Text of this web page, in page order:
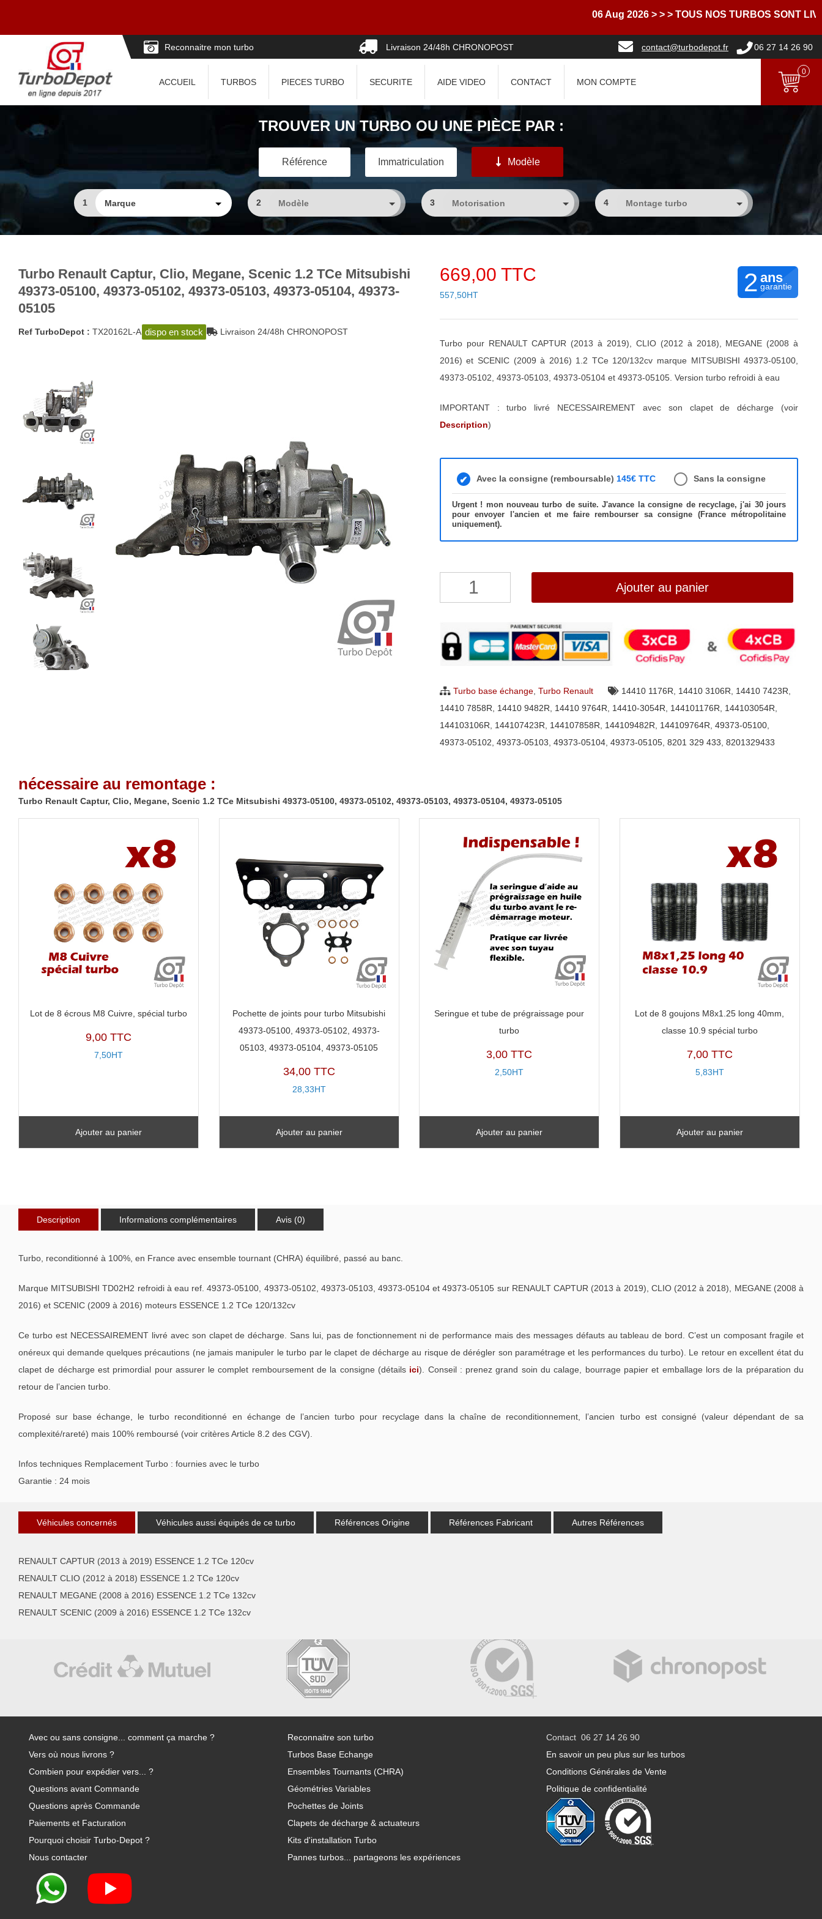
06 Aug 2026 > > > TOUS NOS TURBOS SONT LIVRES
Reconnaitre mon turbo Livraison 24/48h CHRONOPOST contact@turbodepot.fr 06 27 14 26 90
ACCUEIL TURBOS PIECES TURBO SECURITE AIDE VIDEO CONTACT MON COMPTE
0
TROUVER UN TURBO OU UNE PIÈCE PAR :
Référence Immatriculation Modèle
1 2 3 4
Turbo Renault Captur, Clio, Megane, Scenic 1.2 TCe Mitsubishi
49373-05100, 49373-05102, 49373-05103, 49373-05104, 49373-
05105
Ref TurboDepot : TX20162L-A dispo en stock Livraison 24/48h CHRONOPOST
669,00 TTC
557,50HT 2 ans
garantie
Turbo pour RENAULT CAPTUR (2013 à 2019), CLIO (2012 à 2018), MEGANE (2008 à
2016) et SCENIC (2009 à 2016) 1.2 TCe 120/132cv marque MITSUBISHI 49373-05100,
49373-05102, 49373-05103, 49373-05104 et 49373-05105. Version turbo refroidi à eau
IMPORTANT : turbo livré NECESSAIREMENT avec son clapet de décharge (voir
Description)
Avec la consigne (remboursable) 145€ TTC Sans la consigne
Urgent ! mon nouveau turbo de suite. J'avance la consigne de recyclage, j'ai 30 jours
pour envoyer l'ancien et me faire rembourser sa consigne (France métropolitaine
uniquement).
Renault
Captur,
49373-
05102,
49373-
49373-
05105
Ajouter au panier
Turbo base échange, Turbo Renault 14410 1176R 14410 3106R 14410 7423R
14410 7858R
14410 9482R 14410 9764R 14410-3054R 144101176R 144103054R
144103106R
144107423R 144107858R 144109482R 144109764R 49373-05100,
49373-05102 49373-05103 49373-05104, 49373-05105, 8201 329 433 8201329433
nécessaire au remontage :
Turbo Renault Captur, Clio, Megane, Scenic 1.2 TCe Mitsubishi 49373-05100, 49373-05102, 49373-05103, 49373-05104, 49373-05105
Lot de 8 écrous M8 Cuivre, spécial turbo
9,00 TTC
7,50HT
Ajouter au panier
Pochette de joints pour turbo Mitsubishi
49373-05100, 49373-05102, 49373-
05103, 49373-05104, 49373-05105
34,00 TTC
28,33HT
Ajouter au panier
Seringue et tube de prégraissage pour
turbo
3,00 TTC
2,50HT
Ajouter au panier
Lot de 8 goujons M8x1.25 long 40mm,
classe 10.9 spécial turbo
7,00 TTC
5,83HT
Ajouter au panier
Description Informations complémentaires Avis (0)
Turbo, reconditionné à 100%, en France avec ensemble tournant (CHRA) équilibré, passé au banc.
Marque MITSUBISHI TD02H2 refroidi à eau ref. 49373-05100, 49373-05102, 49373-05103, 49373-05104 et 49373-05105 sur RENAULT CAPTUR (2013 à 2019), CLIO (2012 à 2018), MEGANE (2008 à
2016) et SCENIC (2009 à 2016) moteurs ESSENCE 1.2 TCe 120/132cv
Ce turbo est NECESSAIREMENT livré avec son clapet de décharge. Sans lui, pas de fonctionnement ni de performance mais des messages défauts au tableau de bord. C’est un composant fragile et
onéreux qui demande quelques précautions (ne jamais manipuler le turbo par le clapet de décharge au risque de dérégler son paramétrage et les performances du turbo). Le retour en excellent état du
clapet de décharge est primordial pour assurer le complet remboursement de la consigne (détails ici). Conseil : prenez grand soin du calage, bourrage papier et emballage lors de la préparation du
retour de l’ancien turbo.
Proposé sur base échange, le turbo reconditionné en échange de l’ancien turbo pour recyclage dans la chaîne de reconditionnement, l’ancien turbo est consigné (valeur dépendant de sa
complexité/rareté) mais 100% remboursé (voir critères Article 8.2 des CGV).
Infos techniques Remplacement Turbo : fournies avec le turbo
Garantie : 24 mois
Véhicules concernés Véhicules aussi équipés de ce turbo Références Origine Références Fabricant Autres Références
RENAULT CAPTUR (2013 à 2019) ESSENCE 1.2 TCe 120cv
RENAULT CLIO (2012 à 2018) ESSENCE 1.2 TCe 120cv
RENAULT MEGANE (2008 à 2016) ESSENCE 1.2 TCe 132cv
RENAULT SCENIC (2009 à 2016) ESSENCE 1.2 TCe 132cv
Avec ou sans consigne... comment ça marche ?
Vers où nous livrons ?
Combien pour expédier vers... ?
Questions avant Commande
Questions après Commande
Paiements et Facturation
Pourquoi choisir Turbo-Depot ?
Nous contacter
Reconnaitre son turbo
Turbos Base Echange
Ensembles Tournants (CHRA)
Géométries Variables
Pochettes de Joints
Clapets de décharge & actuateurs
Kits d'installation Turbo
Pannes turbos... partageons les expériences
Contact 06 27 14 26 90
En savoir un peu plus sur les turbos
Conditions Générales de Vente
Politique de confidentialité